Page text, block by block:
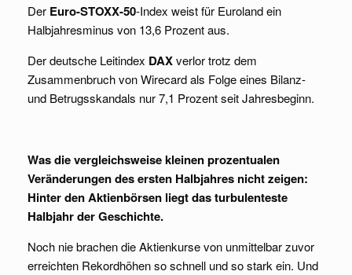
Der Euro-STOXX-50-Index weist für Euroland ein
Halbjahresminus von 13,6 Prozent aus.
Der deutsche Leitindex DAXverlor trotz dem
Zusammenbruch von Wirecard als Folge eines Bilanz-
und Betrugsskandals nur 7,1 Prozent seit Jahresbeginn.
Was die vergleichsweise kleinen prozentualen
Veränderungen des ersten Halbjahres nichtzeigen:
Hinter den Aktienbörsen liegt das turbulenteste
Halbjahr der Geschichte.
Noch nie brachen die Aktienkurse von unmittelbar zuvor
erreichten Rekordhöhen so schnell und so stark ein. Und